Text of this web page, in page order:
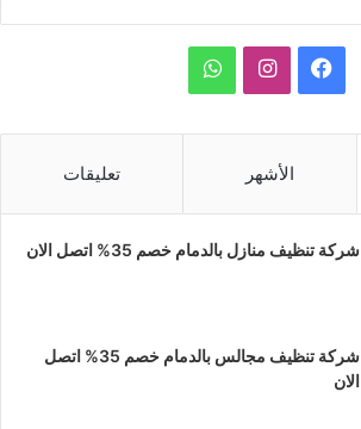
س
ب
و
ت
ق
ا
س
ا
الأشهر تعليقات
شركة تنظيف منازل بالدمام خصم 35% اتصل الان
شركة تنظيف مجالس بالدمام خصم 35% اتصل
الان